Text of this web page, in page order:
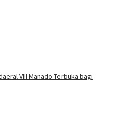
VIII Manado Terbuka bagi